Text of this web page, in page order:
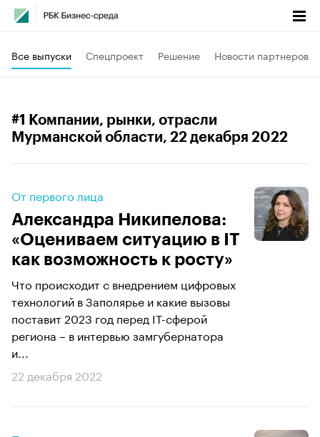
Все выпуски Спецпроект Решение Новости партнеров
#1 Компании, рынки, отрасли
Мурманской области, 22 декабря 2022
От первого лица
Александра Никипелова:
«Оцениваем ситуацию в IT
как возможность к росту»
Что происходит с внедрением цифровых
технологий в Заполярье и какие вызовы
поставит 2023 год перед IT-сферой
региона – в интервью замгубернатора
и...
22 декабря 2022